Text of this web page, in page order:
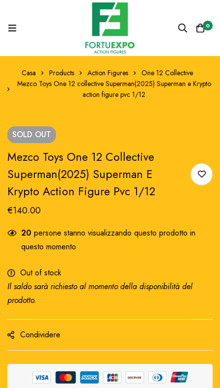
0
Casa Products Action Figures
One 12 Collective
Mezco Toys One 12 collective Superman(2025) Superman e Krypto
action figure pvc 1/12
SOLD OUT
Mezco Toys One 12 Collective
Superman(2025) Superman E
Krypto Action Figure Pvc 1/12
€140.00
20 persone stanno visualizzando questo prodotto in
questo momento
Out of stock
Il saldo sarà richiesto al momento della disponibilità del
prodotto.
Condividere